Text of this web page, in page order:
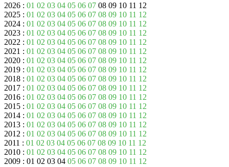
2026 : 01 02 03 04 05 06 07 08 09 10 11 12
2025 : 01 02 03 04 05 06 07 08 09 10 11 12
2024 : 01 02 03 04 05 06 07 08 09 10 11 12
2023 : 01 02 03 04 05 06 07 08 09 10 11 12
2022 : 01 02 03 04 05 06 07 08 09 10 11 12
2021 : 01 02 03 04 05 06 07 08 09 10 11 12
2020 : 01 02 03 04 05 06 07 08 09 10 11 12
2019 : 01 02 03 04 05 06 07 08 09 10 11 12
2018 : 01 02 03 04 05 06 07 08 09 10 11 12
2017 : 01 02 03 04 05 06 07 08 09 10 11 12
2016 : 01 02 03 04 05 06 07 08 09 10 11 12
2015 : 01 02 03 04 05 06 07 08 09 10 11 12
2014 : 01 02 03 04 05 06 07 08 09 10 11 12
2013 : 01 02 03 04 05 06 07 08 09 10 11 12
2012 : 01 02 03 04 05 06 07 08 09 10 11 12
2011 : 01 02 03 04 05 06 07 08 09 10 11 12
2010 : 01 02 03 04 05 06 07 08 09 10 11 12
2009 : 01 02 03 04 05 06 07 08 09 10 11 12